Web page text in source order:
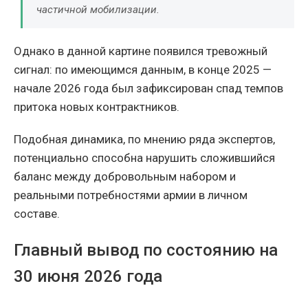
частичной мобилизации.
Однако в данной картине появился тревожный
сигнал: по имеющимся данным, в конце 2025 —
начале 2026 года был зафиксирован спад темпов
притока новых контрактников.
Подобная динамика, по мнению ряда экспертов,
потенциально способна нарушить сложившийся
баланс между добровольным набором и
реальными потребностями армии в личном
составе.
Главный вывод по состоянию на
30 июня 2026 года